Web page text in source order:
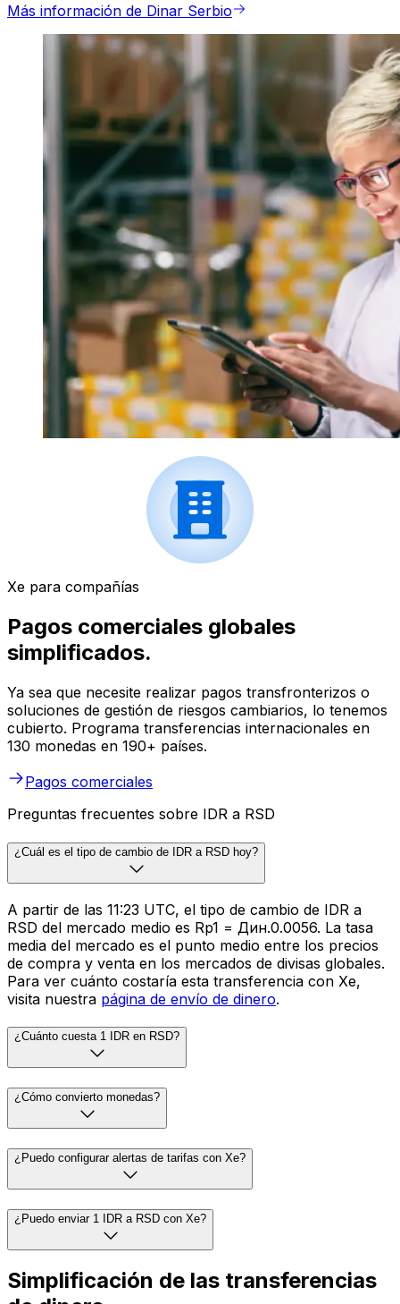
Más información de Dinar Serbio
Xe para compañías
Pagos comerciales globales
simplificados.
Ya sea que necesite realizar pagos transfronterizos o
soluciones de gestión de riesgos cambiarios, lo tenemos
cubierto. Programa transferencias internacionales en
130 monedas en 190+ países.
Pagos comerciales
Preguntas frecuentes sobre IDR a RSD
¿Cuál es el tipo de cambio de IDR a RSD hoy?
A partir de las 11:23 UTC, el tipo de cambio de IDR a
RSD del mercado medio es Rp1 = Дин.0.0056. La tasa
media del mercado es el punto medio entre los precios
de compra y venta en los mercados de divisas globales.
Para ver cuánto costaría esta transferencia con Xe,
visita nuestra página de envío de dinero.
¿Cuánto cuesta 1 IDR en RSD?
¿Cómo convierto monedas?
¿Puedo configurar alertas de tarifas con Xe?
¿Puedo enviar 1 IDR a RSD con Xe?
Simplificación de las transferencias